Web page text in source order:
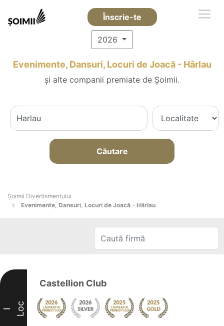
Înscrie-te
2026
Evenimente, Dansuri, Locuri de Joacă - Hârlau
și alte companii premiate de Șoimii.
Căutare
Şoimii Divertismentului
Evenimente, Dansuri, Locuri de Joacă - Hârlau
I Loc
Castellion Club